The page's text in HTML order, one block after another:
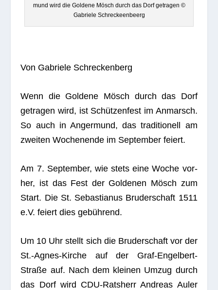
mund wird die Gol­dene Mösch durch das Dorf getra­gen ©
Gabriele Schreckeenbeerg
Von Gabriele Schreckenberg
Wenn die Gol­dene Mösch durch das Dorf
getra­gen wird, ist Schüt­zen­fest im Anmarsch.
So auch in Anger­mund, das tra­di­tio­nell am
zwei­ten Wochen­ende im Sep­tem­ber feiert.
Am 7. Sep­tem­ber, wie stets eine Woche vor­
her, ist das Fest der Gol­de­nen Mösch zum
Start. Die St. Sebas­tia­nus Bru­der­schaft 1511
e.V. fei­ert dies gebührend.
Um 10 Uhr stellt sich die Bru­der­schaft vor der
St.-Agnes-Kirche auf der Graf-Engel­bert-
Straße auf. Nach dem klei­nen Umzug durch
das Dorf wird CDU-Rats­herr Andreas Auler